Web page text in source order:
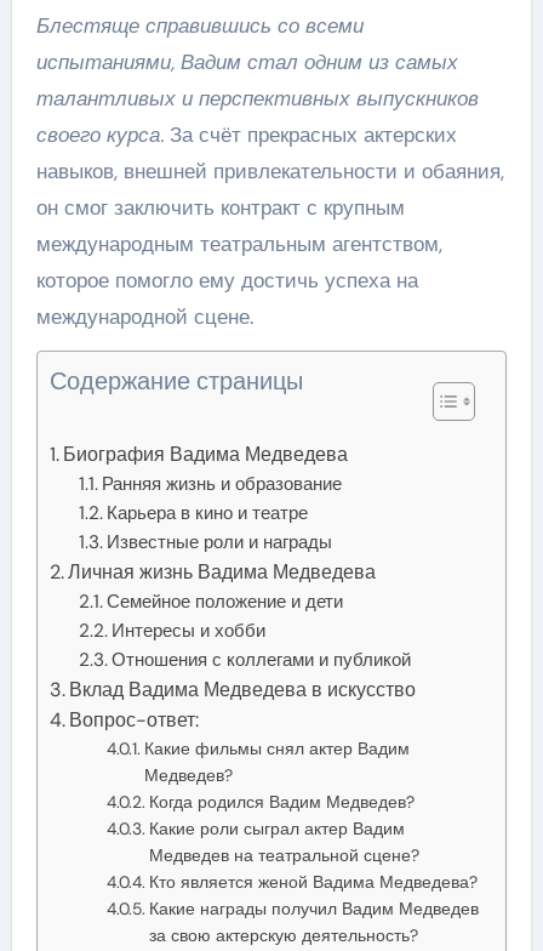
Блестяще справившись со всеми
испытаниями, Вадим стал одним из самых
талантливых и перспективных выпускников
своего курса. За счёт прекрасных актерских
навыков, внешней привлекательности и обаяния,
он смог заключить контракт с крупным
международным театральным агентством,
которое помогло ему достичь успеха на
международной сцене.
Содержание страницы
Биография Вадима Медведева
Ранняя жизнь и образование
Карьера в кино и театре
Известные роли и награды
Личная жизнь Вадима Медведева
Семейное положение и дети
Интересы и хобби
Отношения с коллегами и публикой
Вклад Вадима Медведева в искусство
Вопрос-ответ:
Какие фильмы снял актер Вадим
Медведев?
Когда родился Вадим Медведев?
Какие роли сыграл актер Вадим
Медведев на театральной сцене?
Кто является женой Вадима Медведева?
Какие награды получил Вадим Медведев
за свою актерскую деятельность?